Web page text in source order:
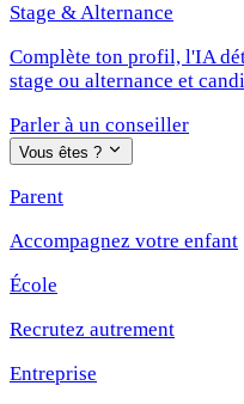
Stage & Alternance
Complète ton profil, l'IA
stage ou alternance et
Parler à un conseiller
Vous êtes ?
Parent
Accompagnez votre enfant
École
Recrutez autrement
Entreprise